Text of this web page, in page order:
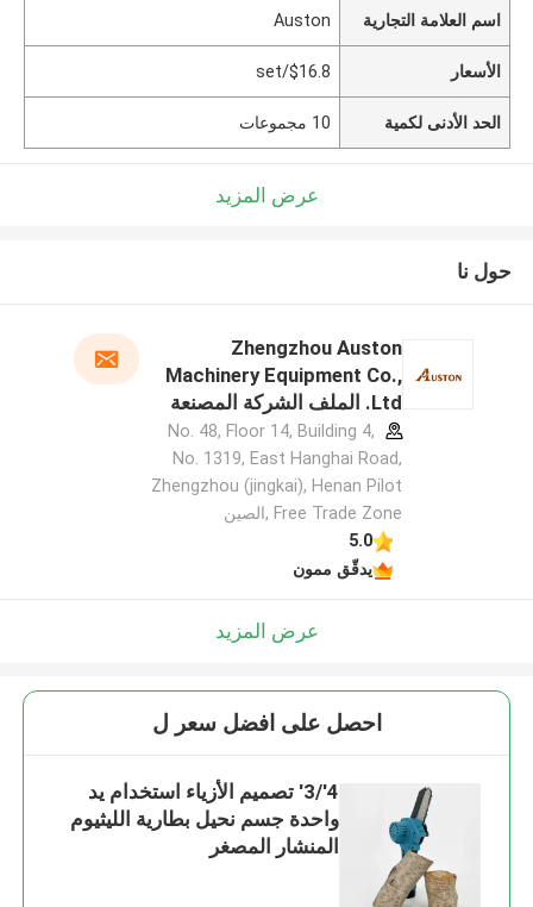
اسم العلامة التجارية Auston
الأسعار $16.8/set
الحد الأدنى لكمية 10 مجموعات
عرض المزيد
حول نا
Zhengzhou Auston
Machinery Equipment Co.,
Ltd. الملف الشركة المصنعة
No. 48, Floor 14, Building 4,
No. 1319, East Hanghai Road,
Zhengzhou (jingkai), Henan Pilot
Free Trade Zone ,الصين
5.0
يدقّق ممون
عرض المزيد
احصل على افضل سعر ل
4'/3' تصميم الأزياء استخدام يد
واحدة جسم نحيل بطارية الليثيوم
المنشار المصغر